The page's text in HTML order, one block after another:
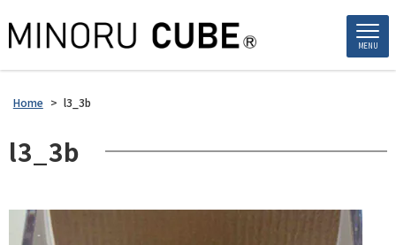
MENU
Home > l3_3b
l3_3b